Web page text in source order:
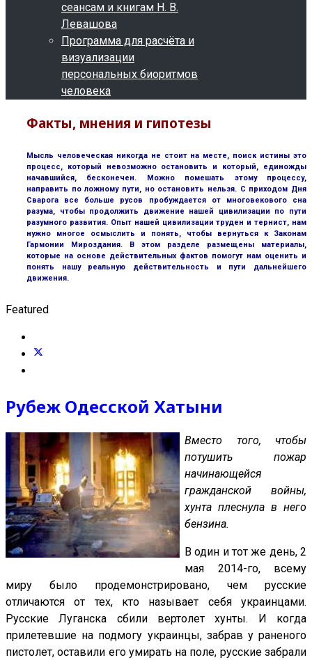
сеансам и книгам Н. В.
Левашова
Программа для расчёта и
визуализации
персональных биоритмов
человека
Факты, мнения и гипотезы
Мысль человеческая никогда не стоит на месте, поиск истины это
процесс, который невозможно остановить и который, единожды
начавшийся, бесконечен. Можно помешать этому процессу,
направить по ложному пути, но остановить нельзя. С приходом Дня
Сварога все больше русов пробуждается от многовекового сна
разума, чтобы продолжить движение нашей цивилизации по пути
разумного развития. Опыт нашей цивилизации труден и тернист, нам
нужно многое осмыслить и понять, чтобы вернуться к Законам
Гармонии Мироздания. В этом разделе размещены материалы,
которые на основе действительных фактов помогут нам оценить и
понять нашу реальную действительность и пути дальнейшего
движения.
Featured
Рубеж Одесской Хатыни
Вместо того, чтобы
потушить пожар
начинающейся
гражданской войны,
хунта плеснула в него
бензина.
В один и тот же день, 2
мая 2014-го, всему
миру было продемонстрировано, чем русские
отличаются от тех, кто называет себя украинцами.
Русские Луганска сбили вертолет хунты. И когда
прилетевшие на подмогу украинцы, забрав у раненого
пистолет, оставили его умирать на поле, русские забрали